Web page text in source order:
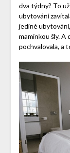
dva týdny? To
ubytování
jediné
maminkou šly. A
pochvalovala, a